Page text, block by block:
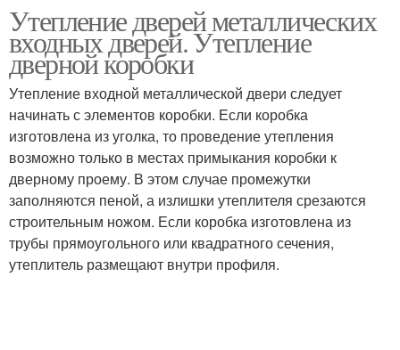
материал
Материал для балкона
Материал на балконе
Необходимые
материалы
Утепление с помощью
Изоляционные
материалы
Утепление дверей металлических
входных дверей. Утепление
дверной коробки
Утепление входной металлической двери следует
начинать с элементов коробки. Если коробка
изготовлена из уголка, то проведение утепления
возможно только в местах примыкания коробки к
дверному проему. В этом случае промежутки
заполняются пеной, а излишки утеплителя срезаются
строительным ножом. Если коробка изготовлена из
трубы прямоугольного или квадратного сечения,
утеплитель размещают внутри профиля.